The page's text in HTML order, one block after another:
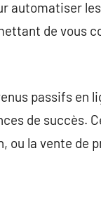
automatiser
de vous
passifs en
de succès.
ou la vente de